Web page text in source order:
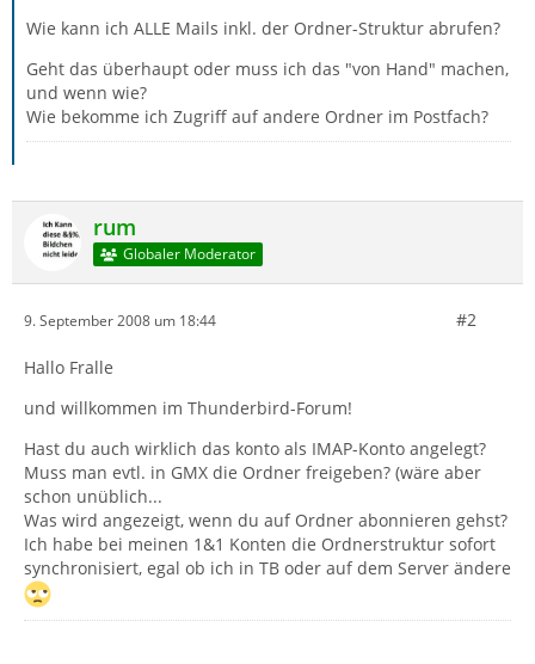
Wie kann ich ALLE Mails inkl. der Ordner-Struktur abrufen?
Geht das überhaupt oder muss ich das "von Hand" machen,
und wenn wie?
Wie bekomme ich Zugriff auf andere Ordner im Postfach?
rum
Globaler Moderator
9. September 2008 um 18:44 #2
Hallo Fralle
und willkommen im Thunderbird-Forum!
Hast du auch wirklich das konto als IMAP-Konto angelegt?
Muss man evtl. in GMX die Ordner freigeben? (wäre aber
schon unüblich...
Was wird angezeigt, wenn du auf Ordner abonnieren gehst?
Ich habe bei meinen 1&1 Konten die Ordnerstruktur sofort
synchronisiert, egal ob ich in TB oder auf dem Server ändere